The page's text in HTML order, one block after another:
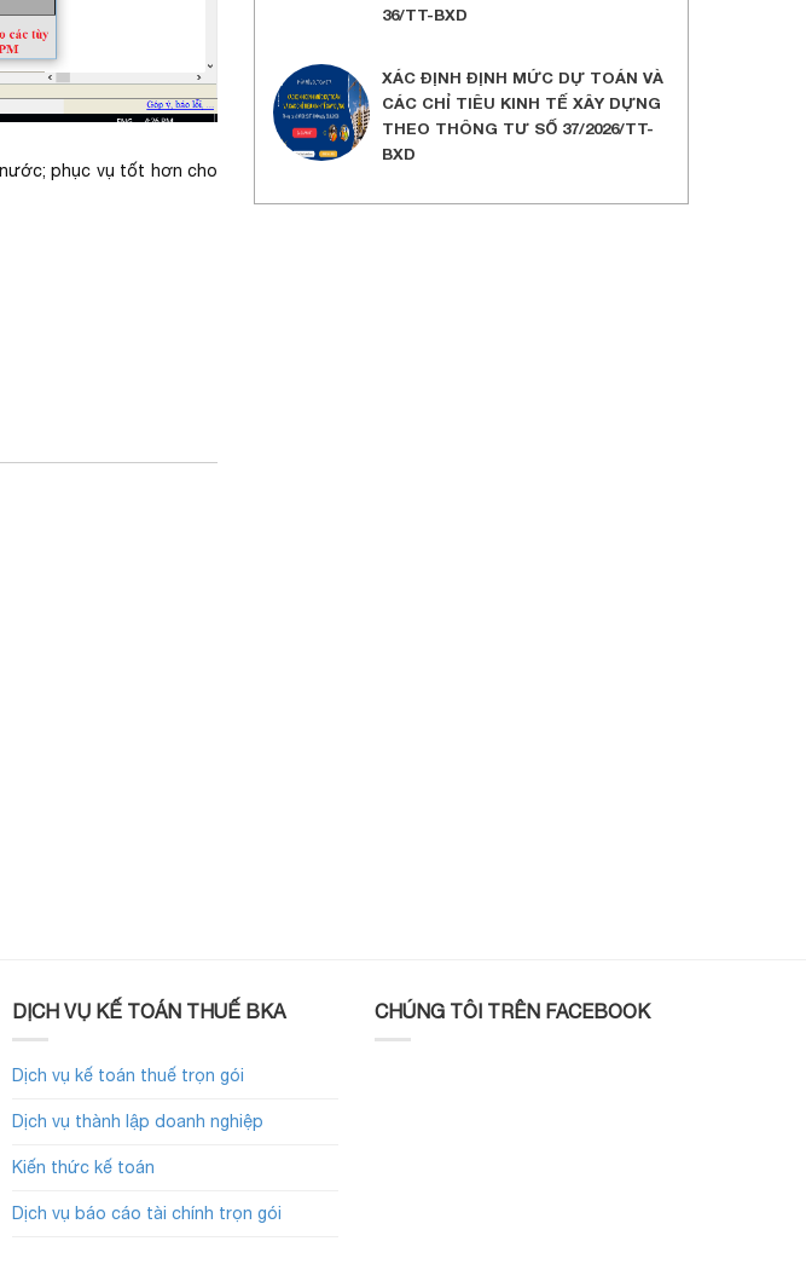
phục vụ tốt hơn cho
36/TT-BXD
XÁC ĐỊNH ĐỊNH MỨC DỰ TOÁN VÀ
CÁC CHỈ TIÊU KINH TẾ XÂY DỰNG
THEO THÔNG TƯ SỐ 37/2026/TT-
BXD
DỊCH VỤ KẾ TOÁN THUẾ BKA
Dịch vụ kế toán thuế trọn gói
Dịch vụ thành lập doanh nghiệp
Kiến thức kế toán
Dịch vụ báo cáo tài chính trọn gói
CHÚNG TÔI TRÊN FACEBOOK